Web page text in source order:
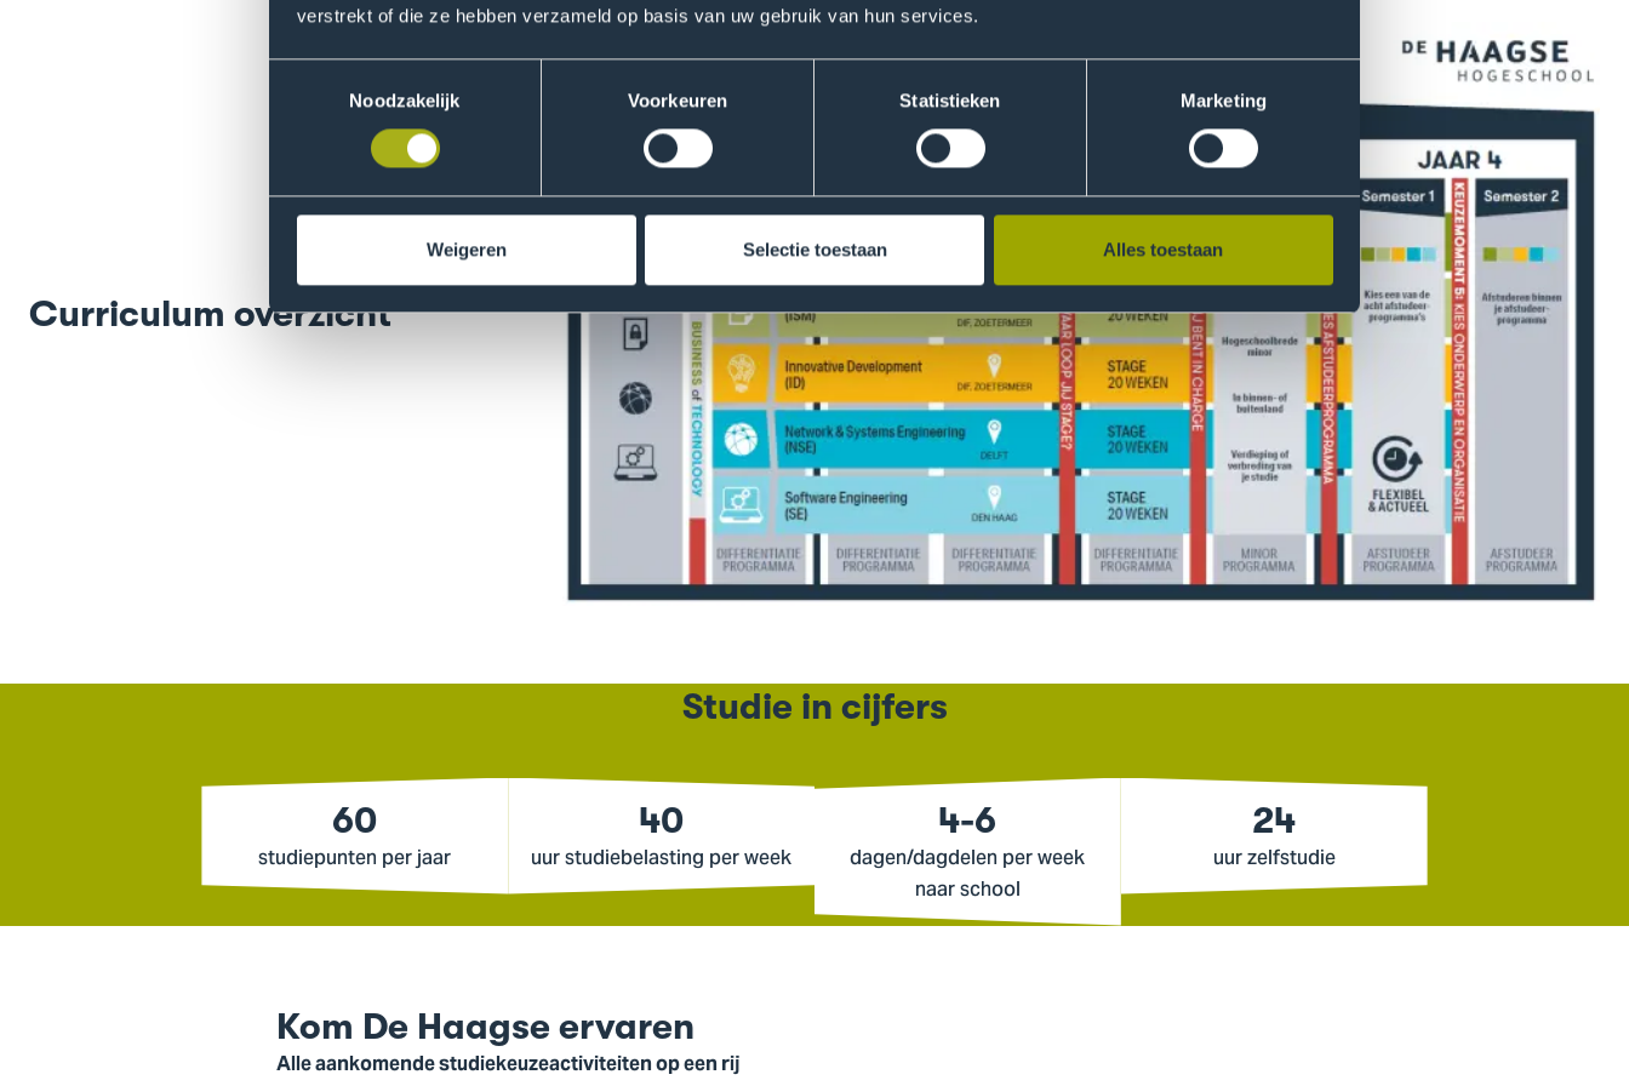
verstrekt of die ze hebben verzameld op basis van uw gebruik van hun services.
Noodzakelijk
Voorkeuren Statistieken Marketing
Weigeren Selectie toestaan Alles toestaan
Curriculum overzicht
Studie in cijfers
60
studiepunten per jaar
40
uur studiebelasting per week
4-6
dagen/dagdelen per week
naar school
24
uur zelfstudie
Kom De Haagse ervaren
Alle aankomende studiekeuzeactiviteiten op een rij